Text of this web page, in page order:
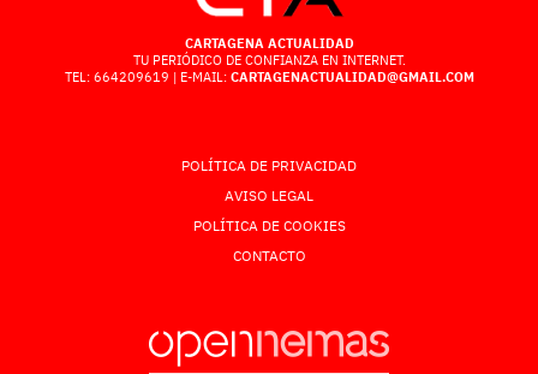
CARTAGENA ACTUALIDAD
TU PERIÓDICO DE CONFIANZA EN INTERNET.
TEL: 664209619 | E-MAIL: CARTAGENACTUALIDAD@GMAIL.COM
POLÍTICA DE PRIVACIDAD
AVISO LEGAL
POLÍTICA DE COOKIES
CONTACTO